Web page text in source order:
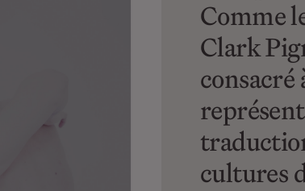
Comme
Clark
consacré
cultures